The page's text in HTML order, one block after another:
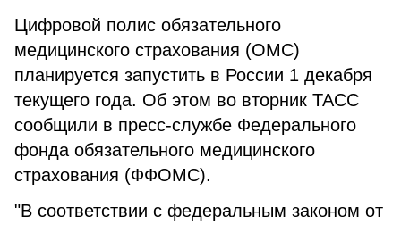
Цифровой полис обязательного
медицинского страхования (ОМС)
планируется запустить в России 1 декабря
текущего года. Об этом во вторник ТАСС
сообщили в пресс-службе Федерального
фонда обязательного медицинского
страхования (ФФОМС).
"В соответствии с федеральным законом от